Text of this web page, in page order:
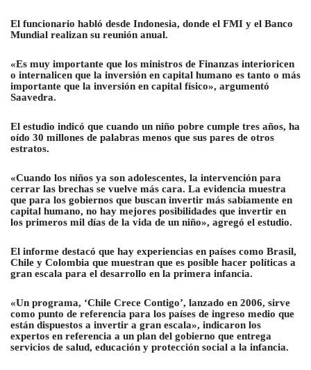
El funcionario habló desde Indonesia, donde el FMI y el Banco
Mundial realizan su reunión anual.
«Es muy importante que los ministros de Finanzas interioricen
o internalicen que la inversión en capital humano es tanto o más
importante que la inversión en capital físico», argumentó
Saavedra.
El estudio indicó que cuando un niño pobre cumple tres años, ha
oído 30 millones de palabras menos que sus pares de otros
estratos.
«Cuando los niños ya son adolescentes, la intervención para
cerrar las brechas se vuelve más cara. La evidencia muestra
que para los gobiernos que buscan invertir más sabiamente en
capital humano, no hay mejores posibilidades que invertir en
los primeros mil días de la vida de un niño», agregó el estudio.
El informe destacó que hay experiencias en países como Brasil,
Chile y Colombia que muestran que es posible hacer políticas a
gran escala para el desarrollo en la primera infancia.
«Un programa, ‘Chile Crece Contigo’, lanzado en 2006, sirve
como punto de referencia para los países de ingreso medio que
están dispuestos a invertir a gran escala», indicaron los
expertos en referencia a un plan del gobierno que entrega
servicios de salud, educación y protección social a la infancia.